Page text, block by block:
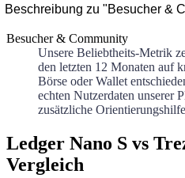
Beschreibung zu "Besucher &
Besucher & Community
Unsere Beliebtheits-Metrik
den letzten 12 Monaten auf
Börse oder Wallet
echten Nutzerdaten unserer
zusätzliche
Ledger Nano S vs
Vergleich